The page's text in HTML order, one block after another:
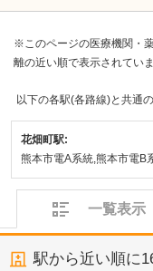
※このページの医療機関・
離の近い順で表示されてい
以下の各駅(各路線)と共通
花畑町駅:
熊本市電A系統,熊本市電B
一覧表示
駅から近い順に